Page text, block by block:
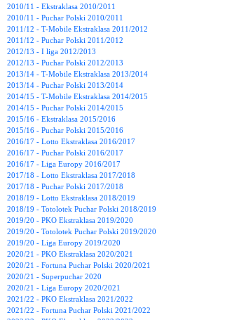
2010/11 - Ekstraklasa 2010/2011
2010/11 - Puchar Polski 2010/2011
2011/12 - T-Mobile Ekstraklasa 2011/2012
2011/12 - Puchar Polski 2011/2012
2012/13 - I liga 2012/2013
2012/13 - Puchar Polski 2012/2013
2013/14 - T-Mobile Ekstraklasa 2013/2014
2013/14 - Puchar Polski 2013/2014
2014/15 - T-Mobile Ekstraklasa 2014/2015
2014/15 - Puchar Polski 2014/2015
2015/16 - Ekstraklasa 2015/2016
2015/16 - Puchar Polski 2015/2016
2016/17 - Lotto Ekstraklasa 2016/2017
2016/17 - Puchar Polski 2016/2017
2016/17 - Liga Europy 2016/2017
2017/18 - Lotto Ekstraklasa 2017/2018
2017/18 - Puchar Polski 2017/2018
2018/19 - Lotto Ekstraklasa 2018/2019
2018/19 - Totolotek Puchar Polski 2018/2019
2019/20 - PKO Ekstraklasa 2019/2020
2019/20 - Totolotek Puchar Polski 2019/2020
2019/20 - Liga Europy 2019/2020
2020/21 - PKO Ekstraklasa 2020/2021
2020/21 - Fortuna Puchar Polski 2020/2021
2020/21 - Superpuchar 2020
2020/21 - Liga Europy 2020/2021
2021/22 - PKO Ekstraklasa 2021/2022
2021/22 - Fortuna Puchar Polski 2021/2022